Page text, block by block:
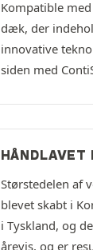
Kompatible
dæk, der
innovative
siden med
HÅNDLAVET
Størstedelen af
blevet skabt i
i Tyskland, og
årevis, og er